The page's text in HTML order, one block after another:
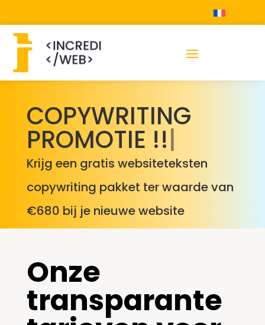
COPYWRITING
PROMOTIE !!|
Krijg een gratis websiteteksten
copywriting pakket ter waarde van
€680 bij je nieuwe website
Onze
transparante